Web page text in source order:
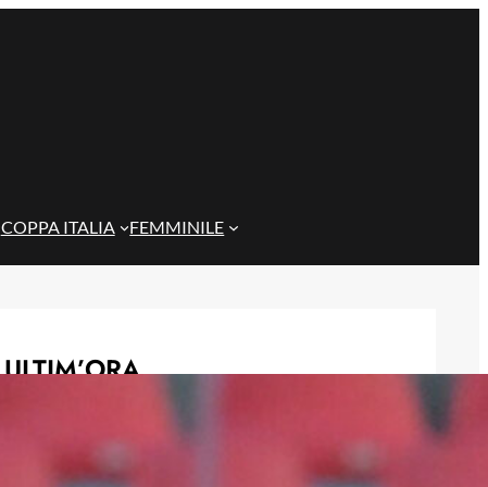
COPPA ITALIA FEMMINILE
ULTIM’ORA
chiave è un’operazione tra Bologna e
Fiorentina